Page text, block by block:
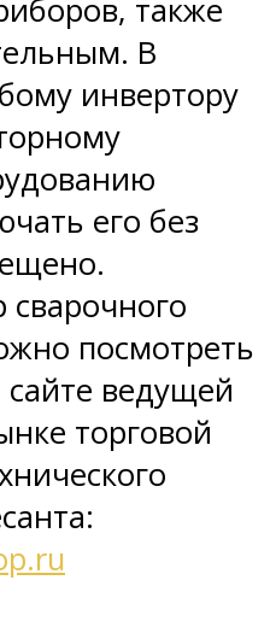
также
В
инвертору
его без
посмотреть
ведущей
торговой